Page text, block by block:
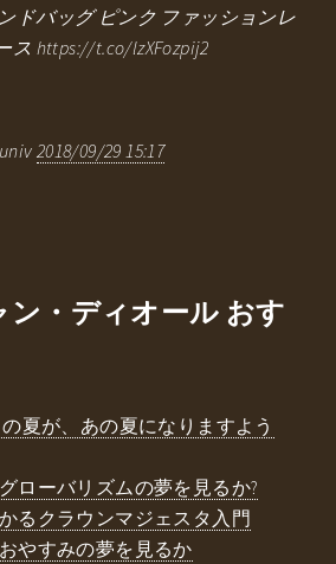
ンドバッグ ピンク ファッションレ
ス https://t.co/lzXFozpij2
2018/09/29 15:17
ン・ディオール おす
夏が、あの夏になりますよう
ローバリズムの夢を見るか?
るクラウンマジェスタ入門
やすみの夢を見るか